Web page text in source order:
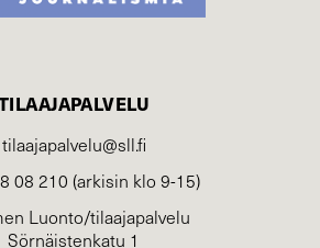
tilaajapalvelu@sll.fi
08 210 (arkisin klo 9-15)
Luonto/tilaajapalvelu
Sörnäistenkatu 1